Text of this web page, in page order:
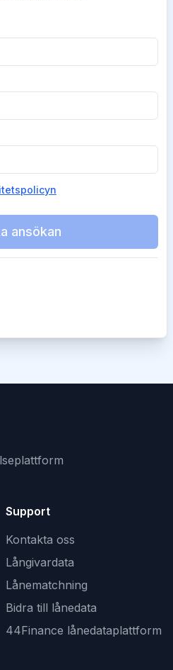
ansökan
Support
Kontakta oss
Långivardata
Lånematchning
Bidra till lånedata
44Finance lånedataplattform